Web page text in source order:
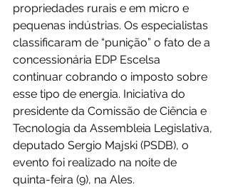
propriedades rurais e em micro e
pequenas indústrias. Os especialistas
classificaram de “punição” o fato de a
concessionária EDP Escelsa
continuar cobrando o imposto sobre
esse tipo de energia. Iniciativa do
presidente da Comissão de Ciência e
Tecnologia da Assembleia Legislativa,
deputado Sergio Majski (PSDB), o
evento foi realizado na noite de
quinta-feira (9), na Ales.